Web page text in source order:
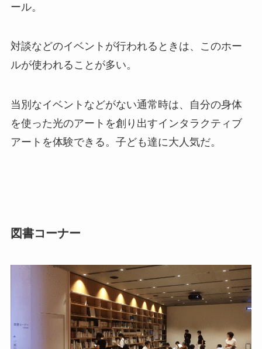
ール。
対談などのイベントが行われるときは、このホー
ルが使われることが多い。
当別なイベントなどがない通常時は、自分の身体
を使った光のアートを創り出すインタラクティブ
アートを体験できる。子ども達に大人気だ。
図書コーナー